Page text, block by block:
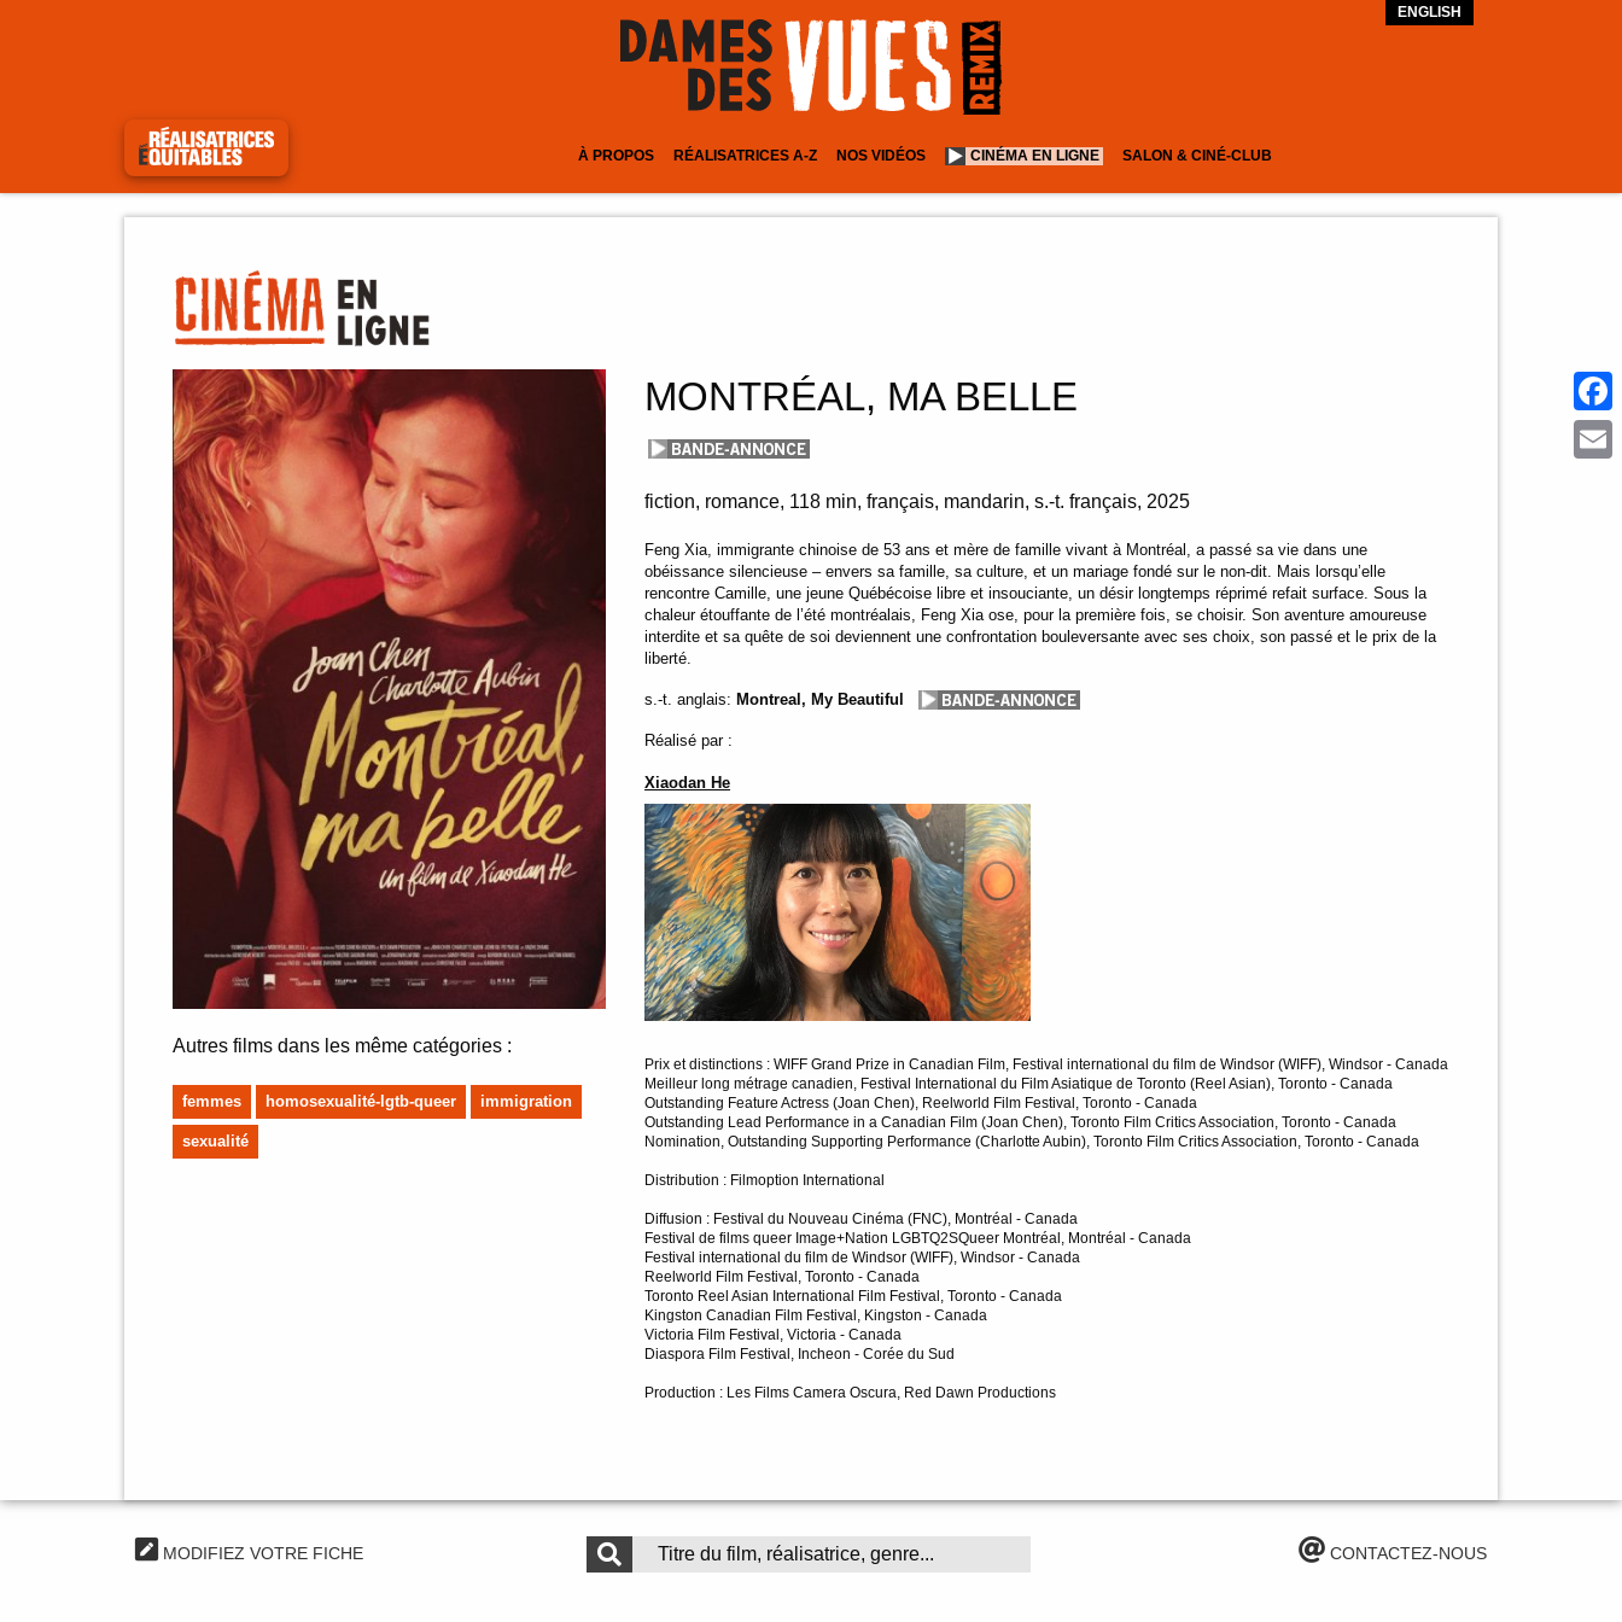
ENGLISH
À PROPOS RÉALISATRICES A-Z NOS VIDÉOS CINÉMA EN LIGNE SALON & CINÉ-CLUB
Autres films dans les même catégories :
femmes homosexualité-lgtb-queer immigration
sexualité
MONTRÉAL, MA BELLE
fiction romance 118 min français, mandarin, s.-t. français 2025
Feng Xia, immigrante chinoise de 53 ans et mère de famille vivant à Montréal, a passé sa vie dans une
obéissance silencieuse – envers sa famille, sa culture, et un mariage fondé sur le non-dit. Mais lorsqu’elle
rencontre Camille, une jeune Québécoise libre et insouciante, un désir longtemps réprimé refait surface. Sous la
chaleur étouffante de l’été montréalais, Feng Xia ose, pour la première fois, se choisir. Son aventure amoureuse
interdite et sa quête de soi deviennent une confrontation bouleversante avec ses choix, son passé et le prix de la
liberté.
s.-t. anglais: Montreal, My Beautiful
Réalisé par :
Xiaodan He
Prix et distinctions : WIFF Grand Prize in Canadian Film, Festival international du film de Windsor (WIFF), Windsor - Canada
Meilleur long métrage canadien, Festival International du Film Asiatique de Toronto (Reel Asian), Toronto - Canada
Outstanding Feature Actress (Joan Chen), Reelworld Film Festival, Toronto - Canada
Outstanding Lead Performance in a Canadian Film (Joan Chen), Toronto Film Critics Association, Toronto - Canada
Nomination, Outstanding Supporting Performance (Charlotte Aubin), Toronto Film Critics Association, Toronto - Canada
Distribution : Filmoption International
Diffusion : Festival du Nouveau Cinéma (FNC), Montréal - Canada
Festival de films queer Image+Nation LGBTQ2SQueer Montréal, Montréal - Canada
Festival international du film de Windsor (WIFF), Windsor - Canada
Reelworld Film Festival, Toronto - Canada
Toronto Reel Asian International Film Festival, Toronto - Canada
Kingston Canadian Film Festival, Kingston - Canada
Victoria Film Festival, Victoria - Canada
Diaspora Film Festival, Incheon - Corée du Sud
Production : Les Films Camera Oscura, Red Dawn Productions
MODIFIEZ VOTRE FICHE CONTACTEZ-NOUS